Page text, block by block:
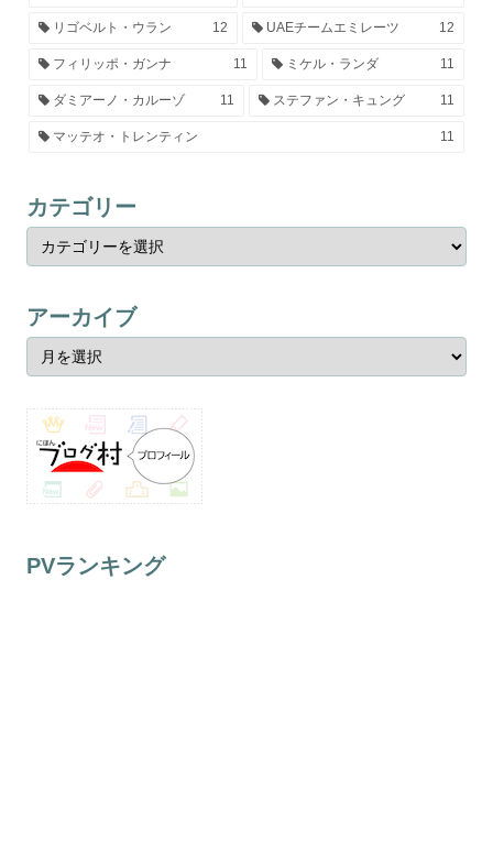
リゴベルト・ウラン 12 UAEチームエミレーツ 12
フィリッポ・ガンナ 11 ミケル・ランダ 11
ダミアーノ・カルーゾ 11 ステファン・キュング 11
マッテオ・トレンティン 11
カテゴリー
アーカイブ
PVランキング